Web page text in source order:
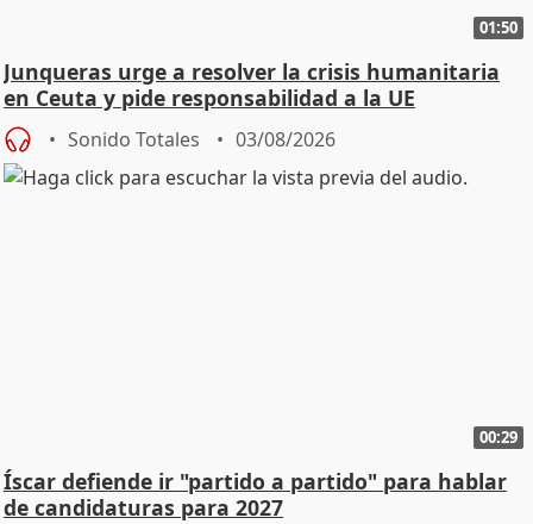
01:50
Junqueras urge a resolver la crisis humanitaria
en Ceuta y pide responsabilidad a la UE
Sonido Totales 03/08/2026
00:29
Íscar defiende ir "partido a partido" para hablar
de candidaturas para 2027